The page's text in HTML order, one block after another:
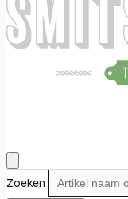
Zoeken